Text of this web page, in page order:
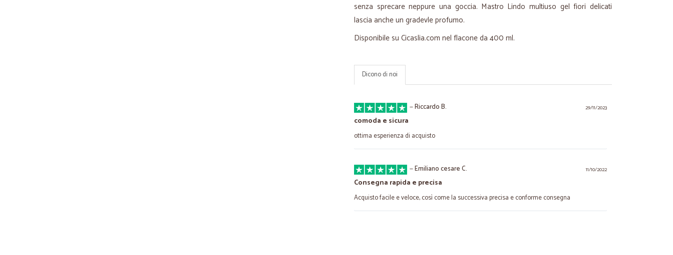
senza sprecare neppure una goccia. Mastro Lindo multiuso gel fiori delicati
lascia anche un gradevle profumo.
Disponibile su Cicaslia.com nel flacone da 400 ml.
Dicono di noi
29/11/2023
—Riccardo B.
comoda e sicura
ottima esperienza di acquisto
11/10/2022
—Emiliano cesare C.
Consegna rapida e precisa
Acquisto facile e veloce, così come la successiva precisa e conforme consegna